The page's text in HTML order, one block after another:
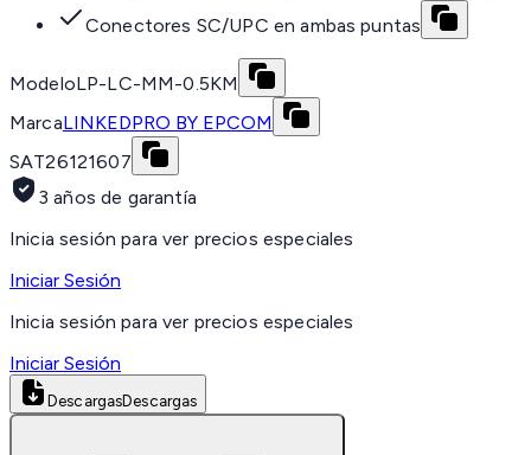
Conectores SC/UPC en ambas puntas
ModeloLP-LC-MM-0.5KM
MarcaLINKEDPRO BY EPCOM
SAT26121607
3 años de garantía
Inicia sesión para ver precios especiales
Iniciar Sesión
Inicia sesión para ver precios especiales
Iniciar Sesión
DescargasDescargas